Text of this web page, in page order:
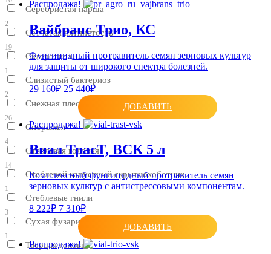
Серебристая парша
2
Сетчатая пятнистость
19
Склеротиоз
1
Слизистый бактериоз
2
Снежная плесень
26
Спорынья
4
Стеблевая головня
14
Стеблевой капустный скрытнохоботник
1
Стеблевые гнили
3
Сухая фузариозная гниль
1
Твердая головня
Распродажа!
Вайбранс Трио, КС
Фунгицидный протравитель семян зерновых культур
для защиты от широкого спектра болезней.
29 160₽ 25 440₽
ДОБАВИТЬ
Распродажа!
Виал ТрасТ, ВСК 5 л
Комплексный фунгицидный протравитель семян
зерновых культур с антистрессовыми компонентам.
8 222₽ 7 310₽
ДОБАВИТЬ
Распродажа!